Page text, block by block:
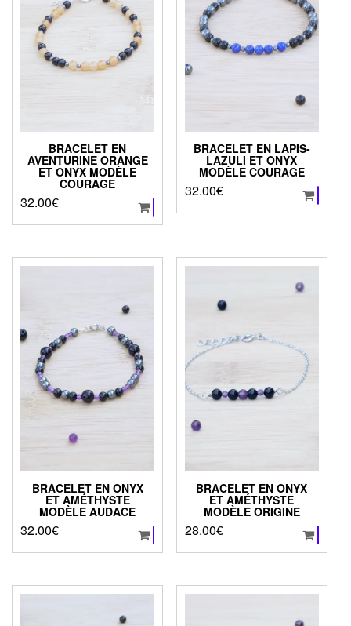
BRACELET EN
AVENTURINE ORANGE
ET ONYX MODÈLE
COURAGE
32.00€
BRACELET EN LAPIS-
LAZULI ET ONYX
MODÈLE COURAGE
32.00€
BRACELET EN ONYX
ET AMÉTHYSTE
MODÈLE AUDACE
32.00€
BRACELET EN ONYX
ET AMÉTHYSTE
MODÈLE ORIGINE
28.00€